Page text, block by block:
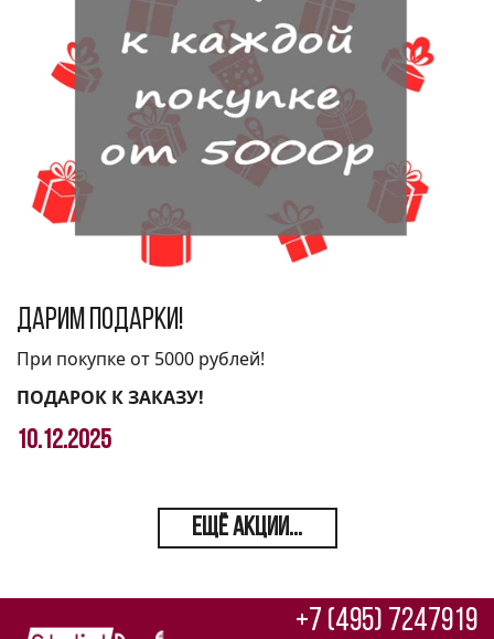
Дарим подарки!
При покупке от 5000 рублей!
ПОДАРОК К ЗАКАЗУ!
10.12.2025
ЕЩЁ АКЦИИ...
+7 (495) 7247919